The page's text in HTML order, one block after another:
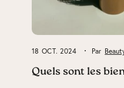
18 OCT. 2024 Par
Quels sont les